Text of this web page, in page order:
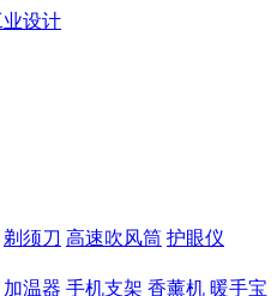
剃须刀 高速吹风筒 护眼仪
加温器 手机支架 香薰机 暖手宝